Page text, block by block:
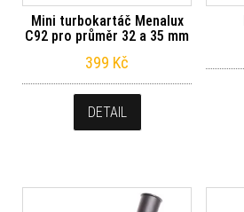
Mini turbokartáč Menalux
C92 pro průměr 32 a 35 mm
399 Kč
DETAIL